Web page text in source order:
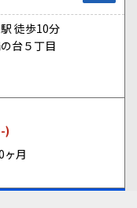
徒歩10分
台５丁目
)
ヶ月